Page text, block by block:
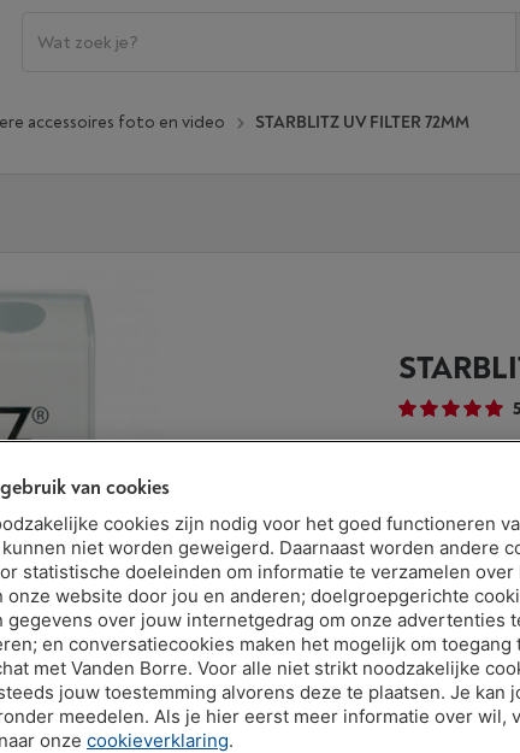
accessoires foto en video STARBLITZ UV FILTER 72MM
€ 19,99
van cookies
cookies zijn nodig voor het goed functioneren
niet worden geweigerd. Daarnaast worden andere
statistische doeleinden om informatie te verzamelen over
onze website door jou en anderen; doelgroepgerichte
gegevens over jouw internetgedrag om onze advertenties
en conversatiecookies maken het mogelijk om toegang
met Vanden Borre. Voor alle niet strikt noodzakelijke
jouw toestemming alvorens deze te plaatsen. Je kan
meedelen. Als je hier eerst meer informatie over wil,
onze cookieverklaring.